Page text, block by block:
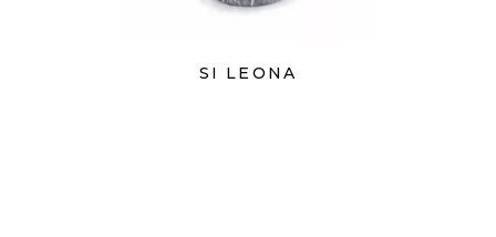
SI LEONA